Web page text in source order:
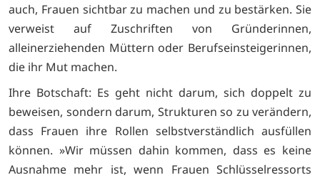
auch, Frauen sichtbar zu machen und zu bestärken. Sie
verweist auf Zuschriften von Gründerinnen,
alleinerziehenden Müttern oder Berufseinsteigerinnen,
die ihr Mut machen.
Ihre Botschaft: Es geht nicht darum, sich doppelt zu
beweisen, sondern darum, Strukturen so zu verändern,
dass Frauen ihre Rollen selbstverständlich ausfüllen
können. »Wir müssen dahin kommen, dass es keine
Ausnahme mehr ist, wenn Frauen Schlüsselressorts